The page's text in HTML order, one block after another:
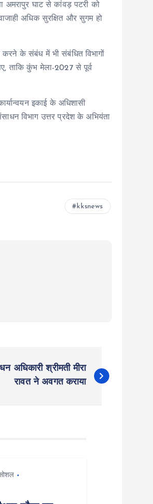
अमरापुर घाट से कांवड़ पटरी को
अधिक सुरक्षित और सुगम हो
करने के संबंध में भी संबंधित विभागों
ताकि कुंभ मेला-2027 से पूर्व
इकाई के अधिशासी
विभाग उत्तर प्रदेश के अभियंता
kksnews
अधिकारी श्रीमती मीरा
रावत ने अवगत कराया